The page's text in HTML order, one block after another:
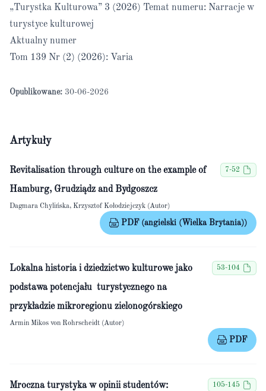
„Turystka Kulturowa” 3 (2026) Temat numeru: Narracje w
turystyce kulturowej
Aktualny numer
Tom 139 Nr (2) (2026): Varia
Opublikowane: 30-06-2026
Artykuły
Revitalisation through culture on the example of
Hamburg, Grudziądz and Bydgoszcz
7-52
Dagmara Chylińska, Krzysztof Kołodziejczyk (Autor)
PDF (angielski (Wielka Brytania))
Lokalna historia i dziedzictwo kulturowe jako
podstawa potencjału turystycznego na
przykładzie mikroregionu zielonogórskiego
53-104
Armin Mikos von Rohrscheidt (Autor)
PDF
Mroczna turystyka w opinii studentów:
105-145